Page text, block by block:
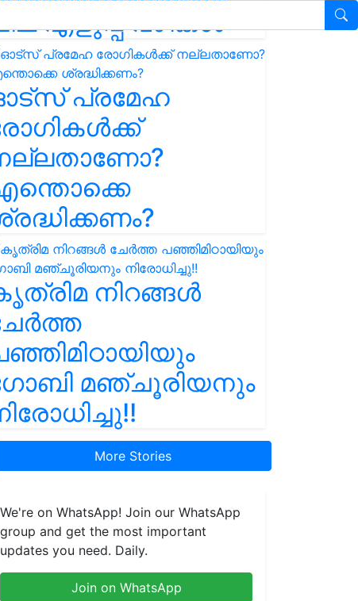
എളുപ്പ വഴികൾ
പ്രമേഹ
നിറങ്ങൾ
മഞ്ചൂരിയനും
More Stories
We're on WhatsApp! Join our WhatsApp
group and get the most important
updates you need. Daily.
Join on WhatsApp